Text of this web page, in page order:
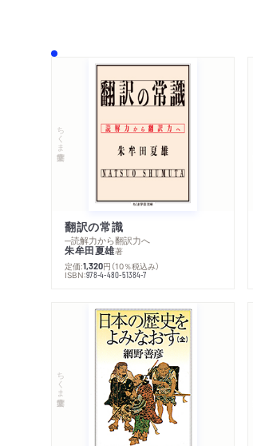
ちくま学芸文庫
翻訳の常識
─読解力から翻訳力へ
朱牟田夏雄著
定価:1,320円 （10％税込み）
ISBN:978-4-480-51384-7
ちくま学芸文庫